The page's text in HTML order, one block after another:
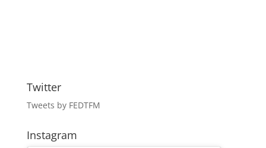
Twitter
Tweets by FEDTFM
Instagram